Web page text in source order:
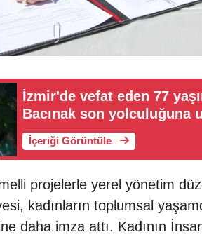
İzmir'de vefat eden 77
Bacınak son yolculuğuna
İçeriği Görüntüle
projelerle yerel yönetim
kadınların toplumsal
daha imza attı. Kadının